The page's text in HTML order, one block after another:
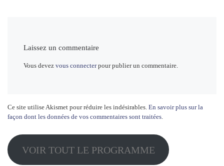
Laissez un commentaire
Vous devezvous connecterpour publier un commentaire.
Ce site utilise Akismet pour réduire les indésirables. En savoir plus sur la
façon dont les données de vos commentaires sont traitées.
VOIR TOUT LE PROGRAMME